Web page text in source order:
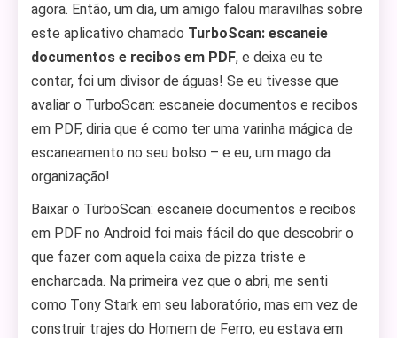
agora. Então, um dia, um amigo falou maravilhas sobre
este aplicativo chamado TurboScan: escaneie
documentos e recibos em PDF, e deixa eu te
contar, foi um divisor de águas! Se eu tivesse que
avaliar o TurboScan: escaneie documentos e recibos
em PDF, diria que é como ter uma varinha mágica de
escaneamento no seu bolso – e eu, um mago da
organização!
Baixar o TurboScan: escaneie documentos e recibos
em PDF no Android foi mais fácil do que descobrir o
que fazer com aquela caixa de pizza triste e
encharcada. Na primeira vez que o abri, me senti
como Tony Stark em seu laboratório, mas em vez de
construir trajes do Homem de Ferro, eu estava em